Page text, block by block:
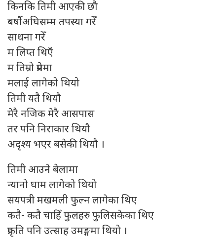
किनकि तिमी आएकी छौ
बर्षाैअघिसम्म तपस्या गरेँ
साधना गरेँ
म लिप्त थिएँ
म तिम्रो प्रेममा
मलाई लागेको थियो
तिमी यतै थियौ
मेरै नजिक मेरै आसपास
तर पनि निराकार थियौ
अदृश्य भएर बसेकी थियौ ।
तिमी आउने बेलामा
न्यानो घाम लागेको थियो
सयपत्री मखमली फुल्न लागेका थिए
कतै- कतै चाहिँ फुलहरु फुलिसकेका थिए
प्रकृति पनि उत्साह उमङ्गमा थियो ।